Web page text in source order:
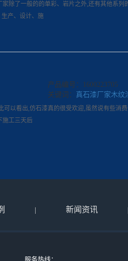
除了一般的的单彩、岩片之外,还有其他系
产、设计、施
产品编号：1600223705
关键词： 真石漆厂家木纹
以看出,仿石漆真的很受欢迎,虽然说有些消
施工三天后
| 新闻资讯
服务热线：